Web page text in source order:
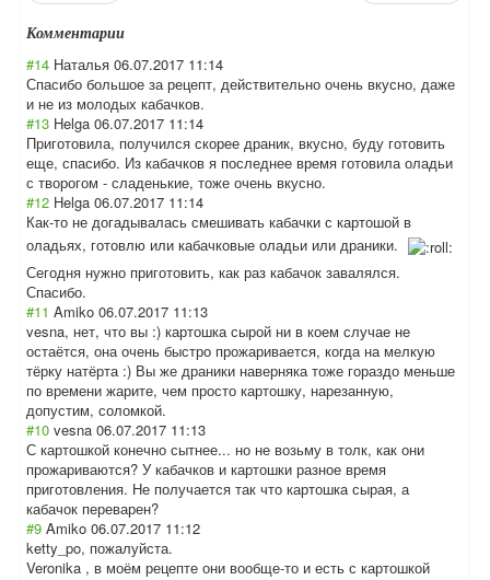
Комментарии
#14 Наталья 06.07.2017 11:14
Спасибо большое за рецепт, действительно очень вкусно, даже
и не из молодых кабачков.
#13 Helga 06.07.2017 11:14
Приготовила, получился скорее драник, вкусно, буду готовить
еще, спасибо. Из кабачков я последнее время готовила оладьи
с творогом - сладенькие, тоже очень вкусно.
#12 Helga 06.07.2017 11:14
Как-то не догадывалась смешивать кабачки с картошой в
оладьях, готовлю или кабачковые оладьи или драники.
Сегодня нужно приготовить, как раз кабачок завалялся.
Спасибо.
#11 Amiko 06.07.2017 11:13
vesna, нет, что вы :) картошка сырой ни в коем случае не
остаётся, она очень быстро прожаривается, когда на мелкую
тёрку натёрта :) Вы же драники наверняка тоже гораздо меньше
по времени жарите, чем просто картошку, нарезанную,
допустим, соломкой.
#10 vesna 06.07.2017 11:13
С картошкой конечно сытнее... но не возьму в толк, как они
прожариваются? У кабачков и картошки разное время
приготовления. Не получается так что картошка сырая, а
кабачок переварен?
#9 Amiko 06.07.2017 11:12
ketty_po, пожалуйста.
Veronika , в моём рецепте они вообще-то и есть с картошкой